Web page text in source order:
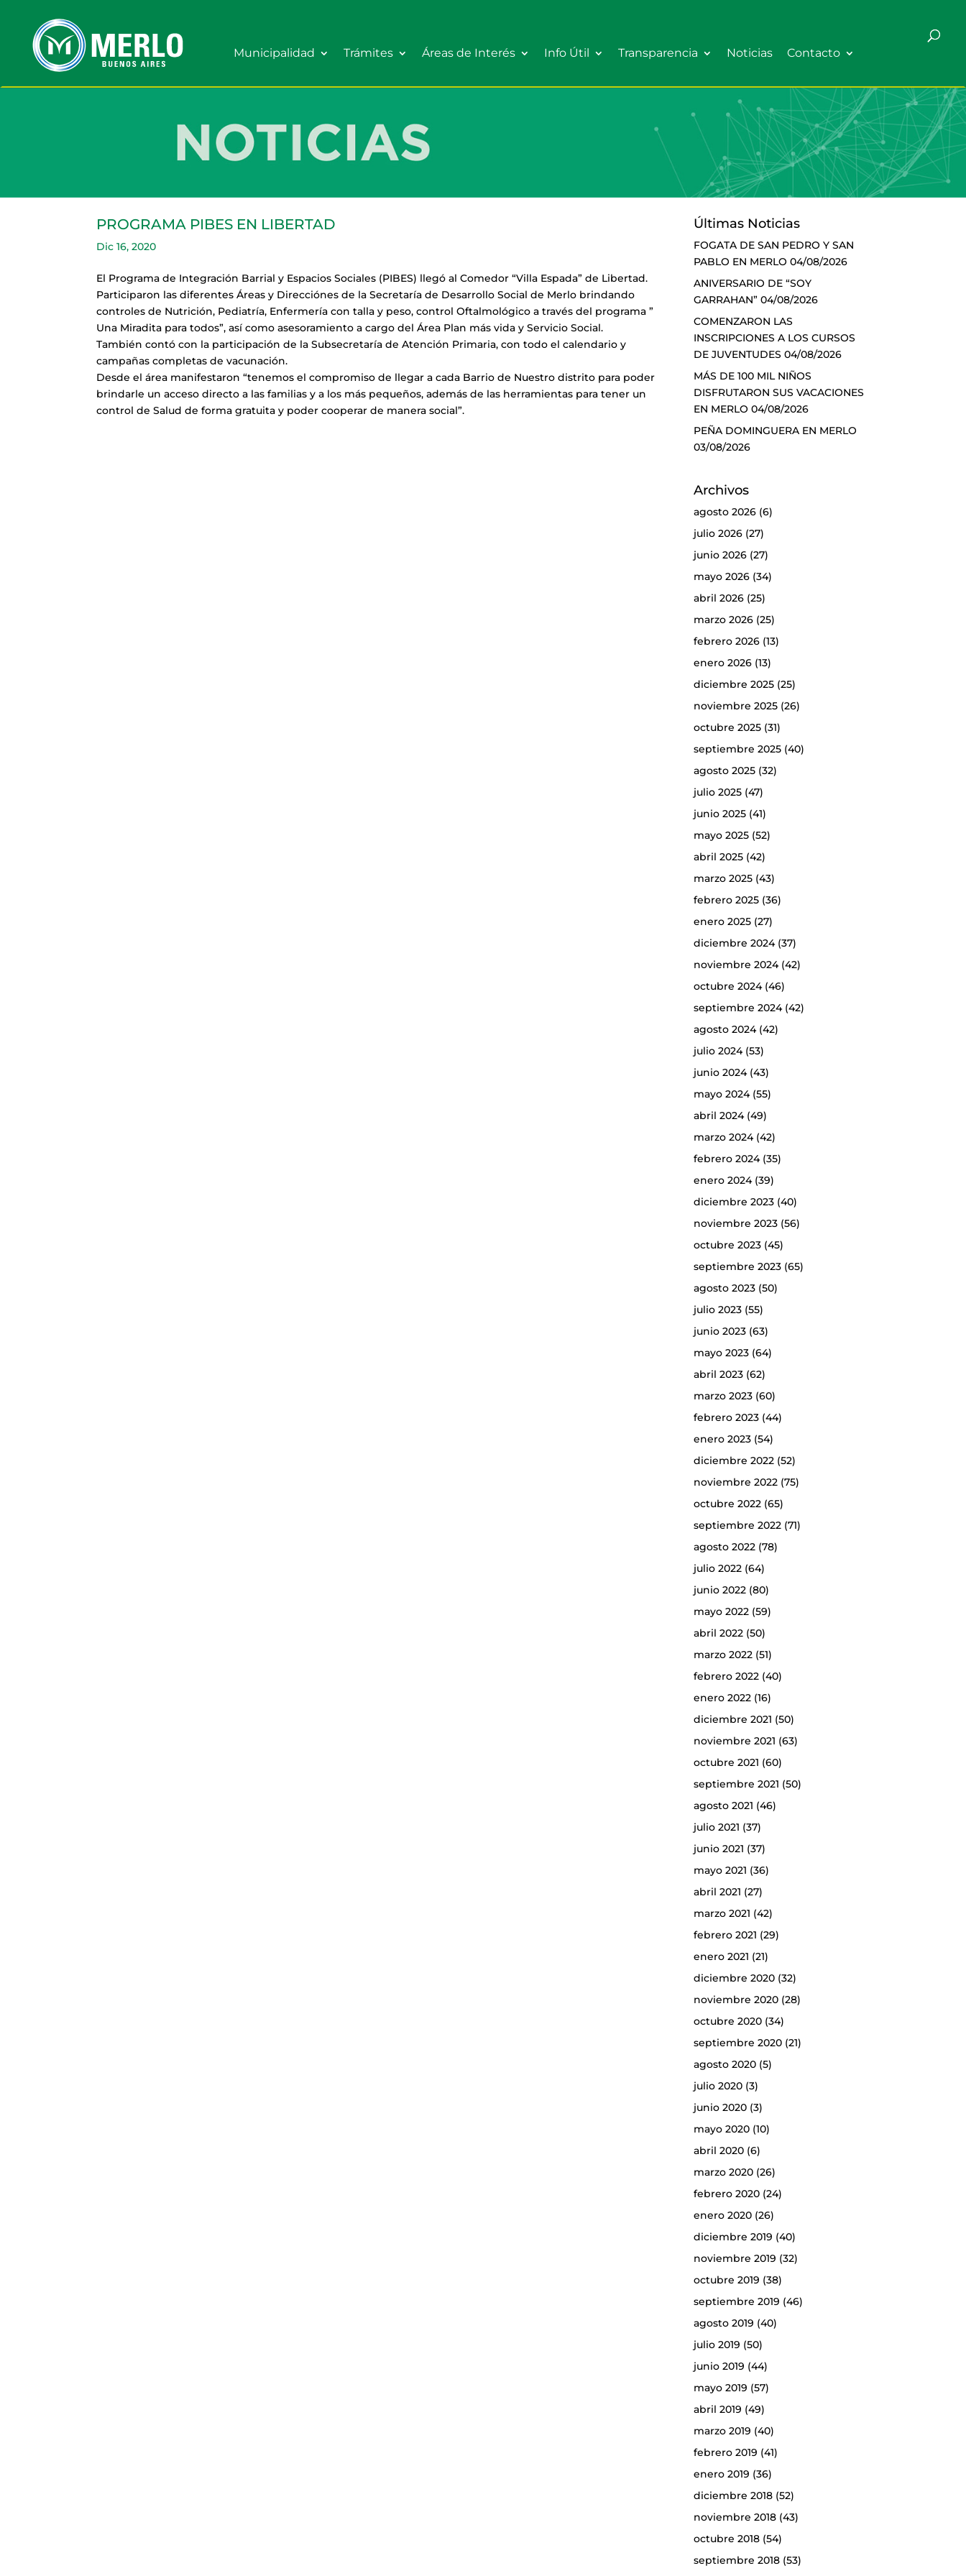
Municipalidad Trámites Áreas de Interés Info Útil Transparencia Noticias Contacto
PROGRAMA PIBES EN LIBERTAD
Dic 16, 2020
El Programa de Integración Barrial y Espacios Sociales (PIBES) llegó al Comedor “Villa Espada” de Libertad.
Participaron las diferentes Áreas y Direcciónes de laSecretaría de Desarrollo Social de Merlo brindando
controles de Nutrición, Pediatría, Enfermería con talla y peso, control Oftalmológico a través del programa ”
Una Miradita para todos”, así como asesoramiento a cargo del Área Plan más vida y Servicio Social.
También contó con la participación de la Subsecretaría de Atención Primaria, con todo el calendario y
campañas completas de vacunación.
Desde el área manifestaron “tenemos el compromiso de llegar a cada Barrio de Nuestro distrito para poder
brindarle un acceso directo a las familias y a los más pequeños, además de las herramientas para tener un
control de Salud de forma gratuita y poder cooperar de manera social”.
Últimas Noticias
FOGATA DE SAN PEDRO Y SAN
PABLO EN MERLO 04/08/2026
ANIVERSARIO DE “SOY
GARRAHAN” 04/08/2026
COMENZARON LAS
INSCRIPCIONES A LOS CURSOS
DE JUVENTUDES 04/08/2026
MÁS DE 100 MIL NIÑOS
DISFRUTARON SUS VACACIONES
EN MERLO 04/08/2026
PEÑA DOMINGUERA EN MERLO
03/08/2026
Archivos
agosto 2026(6)
julio 2026(27)
junio 2026(27)
mayo 2026(34)
abril 2026(25)
marzo 2026(25)
febrero 2026(13)
enero 2026(13)
diciembre 2025(25)
noviembre 2025(26)
octubre 2025(31)
septiembre 2025(40)
agosto 2025(32)
julio 2025(47)
junio 2025(41)
mayo 2025(52)
abril 2025(42)
marzo 2025(43)
febrero 2025(36)
enero 2025(27)
diciembre 2024(37)
noviembre 2024(42)
octubre 2024(46)
septiembre 2024(42)
agosto 2024(42)
julio 2024(53)
junio 2024(43)
mayo 2024(55)
abril 2024(49)
marzo 2024(42)
febrero 2024(35)
enero 2024(39)
diciembre 2023(40)
noviembre 2023(56)
octubre 2023(45)
septiembre 2023(65)
agosto 2023(50)
julio 2023(55)
junio 2023(63)
mayo 2023(64)
abril 2023(62)
marzo 2023(60)
febrero 2023(44)
enero 2023(54)
diciembre 2022(52)
noviembre 2022(75)
octubre 2022(65)
septiembre 2022(71)
agosto 2022(78)
julio 2022(64)
junio 2022(80)
mayo 2022(59)
abril 2022(50)
marzo 2022(51)
febrero 2022(40)
enero 2022(16)
diciembre 2021 (50)
noviembre 2021 (63)
octubre 2021 (60)
septiembre 2021 (50)
agosto 2021 (46)
julio 2021 (37)
junio 2021 (37)
mayo 2021 (36)
abril 2021 (27)
marzo 2021 (42)
febrero 2021 (29)
enero 2021 (21)
diciembre 2020(32)
noviembre 2020(28)
octubre 2020(34)
septiembre 2020(21)
agosto 2020(5)
julio 2020(3)
junio 2020(3)
mayo 2020(10)
abril 2020(6)
marzo 2020(26)
febrero 2020(24)
enero 2020(26)
diciembre 2019 (40)
noviembre 2019 (32)
octubre 2019 (38)
septiembre 2019 (46)
agosto 2019 (40)
julio 2019 (50)
junio 2019 (44)
mayo 2019 (57)
abril 2019 (49)
marzo 2019 (40)
febrero 2019 (41)
enero 2019 (36)
diciembre 2018(52)
noviembre 2018(43)
octubre 2018(54)
septiembre 2018(53)